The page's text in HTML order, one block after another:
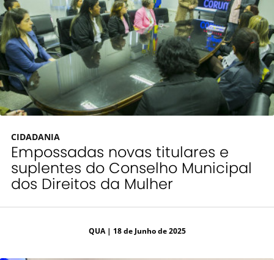
CIDADANIA
Empossadas novas titulares e
suplentes do Conselho Municipal
dos Direitos da Mulher
QUA| 18 de Junho de 2025